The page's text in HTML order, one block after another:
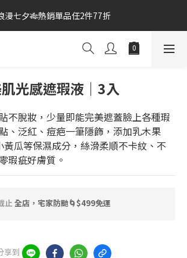
宅家防颱🌀$499免運
1
0
7
6
5
1
0
2
1
4
3
2
2
1
0
漫七夕🎋熱銷單品任2件77折
宅家防颱🌀$499免運
光感遮瑕液｜3入
不脫妝，少量即能完美遮蓋臉上各種瑕
、泛紅、痘疤一筆隱飾，添加乳木果
黃瓜等保濕成分，絲滑柔順不卡紋、不
瑕疵好膚質。
止全店，宅家防颱🌀$499免運
享到